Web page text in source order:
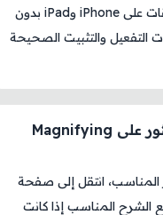
لا، المتجر موجه لتثبيت التطبيقات على iPhone وiPad بدون
التفعيل والتثبيت الصحيحة
ما الخطوة التالية بعد العثور على Magnifying
المناسب، انتقل إلى صفحة
الشرح المناسب إذا كانت